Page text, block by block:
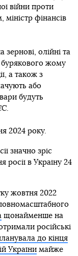
війни проти
міністр фінансів
олійні та
бурякового жому
а також з
або
будуть
2024 року.
значно зріс
росії в Україну 24
жовтня 2022
щонайменше на
російські
до кінця
Українимайже